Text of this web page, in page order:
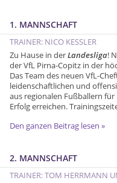
1. MANNSCHAFT
TRAINER: NICO KESSLER
Zu Hause in derLandesliga!
der VfL Pirna-Copitz in der
Das Team des neuen VfL-
leidenschaftlichen und
aus regionalen Fußballern
Erfolg erreichen.
Den ganzen Beitrag lesen »
2. MANNSCHAFT
TRAINER: TOM HERRMANN